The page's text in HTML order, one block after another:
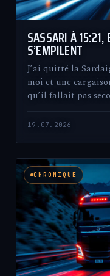
SASSARI À 15:21,
S’EMPILENT
J’ai quitté la
moi et une
qu’il fallait pas
19.07.2026
CHRONIQUE